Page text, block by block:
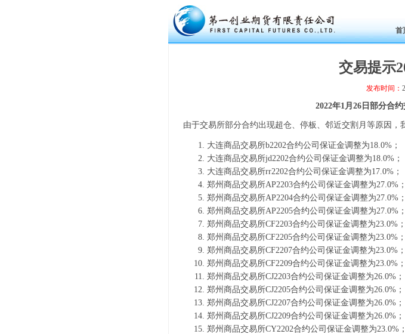
首
交易提示
发布时间：
2022年1月26日部分合
由于交易所部分合约出现超仓、停板、邻近交割月等原因，
大连商品交易所b2202合约公司保证金调整为18.0%；
大连商品交易所jd2202合约公司保证金调整为18.0%；
大连商品交易所rr2202合约公司保证金调整为17.0%；
郑州商品交易所AP2203合约公司保证金调整为27.0%；
郑州商品交易所AP2204合约公司保证金调整为27.0%；
郑州商品交易所AP2205合约公司保证金调整为27.0%；
郑州商品交易所CF2203合约公司保证金调整为23.0%；
郑州商品交易所CF2205合约公司保证金调整为23.0%；
郑州商品交易所CF2207合约公司保证金调整为23.0%；
郑州商品交易所CF2209合约公司保证金调整为23.0%；
郑州商品交易所CJ2203合约公司保证金调整为26.0%；
郑州商品交易所CJ2205合约公司保证金调整为26.0%；
郑州商品交易所CJ2207合约公司保证金调整为26.0%；
郑州商品交易所CJ2209合约公司保证金调整为26.0%；
郑州商品交易所CY2202合约公司保证金调整为23.0%；